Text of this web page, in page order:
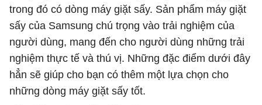
trong đó có dòng máy giặt sấy. Sản phẩm máy giặt
sấy của Samsung chú trọng vào trải nghiệm của
người dùng, mang đến cho người dùng những trải
nghiệm thực tế và thú vị. Những đặc điểm dưới đây
hẳn sẽ giúp cho bạn có thêm một lựa chọn cho
những dòng máy giặt sấy tốt.